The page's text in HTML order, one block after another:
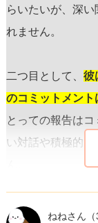
らいたいが、深
れません。
二つ目として、 彼
のコミットメン
とっての報告は
い対話や積極的
三つ目には、
彼
ねねさん